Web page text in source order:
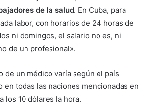
de la salud. En Cuba, para
labor, con horarios de 24 horas de
ni domingos, el salario no es, ni
de un profesional».
de un médico varía según el país
en todas las naciones mencionadas en
los 10 dólares la hora.